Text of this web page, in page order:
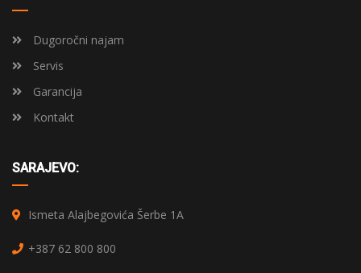
Dugoročni najam
Servis
Garancija
Kontakt
SARAJEVO:
Ismeta Alajbegovića Šerbe 1A
+387 62 800 800